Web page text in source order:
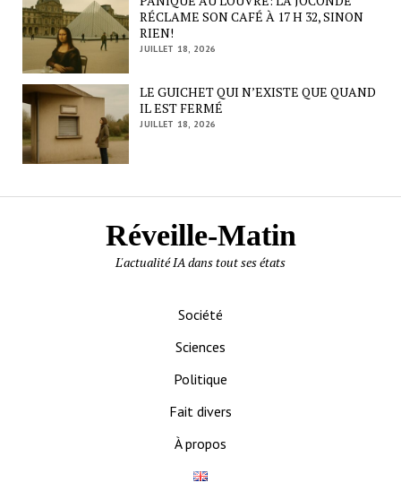
RÉCLAME SON CAFÉ À 17 H 32, SINON
RIEN!
JUILLET 18, 2026
LE GUICHET QUI N’EXISTE QUE QUAND
IL EST FERMÉ
JUILLET 18, 2026
Réveille-Matin
L'actualité IA dans tout ses états
Société
Sciences
Politique
Fait divers
À propos